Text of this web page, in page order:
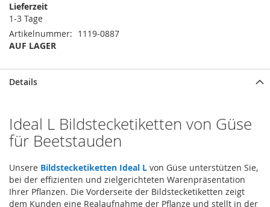
Lieferzeit
1-3 Tage
Artikelnummer
1119-0887
AUF LAGER
Details
Ideal L Bildstecketiketten von Güse
für Beetstauden
Unsere Bildstecketiketten Ideal L von Güse unterstützen Sie,
bei der effizienten und zielgerichteten Warenpräsentation
Ihrer Pflanzen. Die Vorderseite der Bildstecketiketten zeigt
dem Kunden eine Realaufnahme der Pflanze und stellt in der